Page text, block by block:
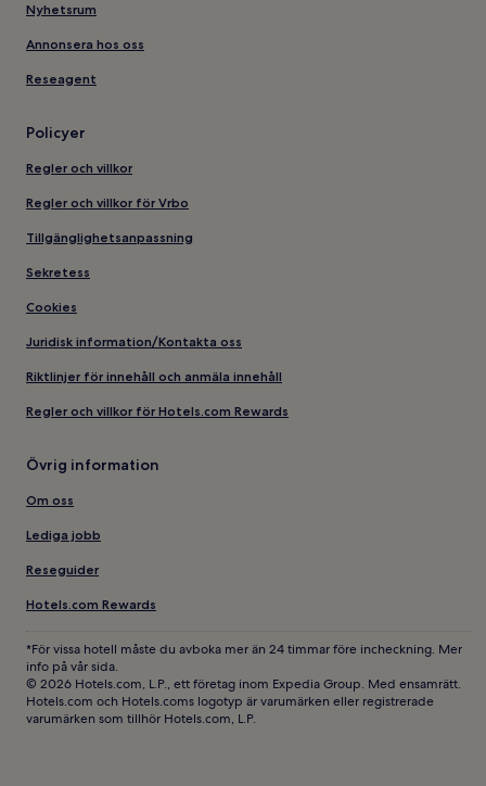
Nyhetsrum
Annonsera hos oss
Reseagent
Policyer
Regler och villkor
Regler och villkor för Vrbo
Tillgänglighetsanpassning
Sekretess
Cookies
Juridisk information/Kontakta oss
Riktlinjer för innehåll och anmäla innehåll
Regler och villkor för Hotels.com Rewards
Övrig information
Om oss
Lediga jobb
Reseguider
Hotels.com Rewards
*För vissa hotell måste du avboka mer än 24 timmar före incheckning. Mer
info på vår sida.
© 2026 Hotels.com, L.P., ett företag inom Expedia Group. Med ensamrätt.
Hotels.com och Hotels.coms logotyp är varumärken eller registrerade
varumärken som tillhör Hotels.com, L.P.